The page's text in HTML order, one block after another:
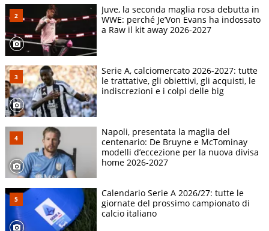
Juve, la seconda maglia rosa debutta in
WWE: perché Je’Von Evans ha indossato
a Raw il kit away 2026-2027
Serie A, calciomercato 2026-2027: tutte
le trattative, gli obiettivi, gli acquisti, le
indiscrezioni e i colpi delle big
Napoli, presentata la maglia del
centenario: De Bruyne e McTominay
modelli d’eccezione per la nuova divisa
home 2026-2027
Calendario Serie A 2026/27: tutte le
giornate del prossimo campionato di
calcio italiano